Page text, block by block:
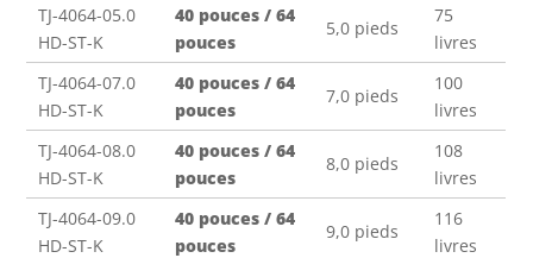
TJ-4064-05.0
HD-ST-K
40 pouces / 64
pouces
5,0 pieds
75
livres
TJ-4064-07.0
HD-ST-K
40 pouces / 64
pouces
7,0 pieds
100
livres
TJ-4064-08.0
HD-ST-K
40 pouces / 64
pouces
8,0 pieds
108
livres
TJ-4064-09.0
HD-ST-K
40 pouces / 64
pouces
9,0 pieds
116
livres